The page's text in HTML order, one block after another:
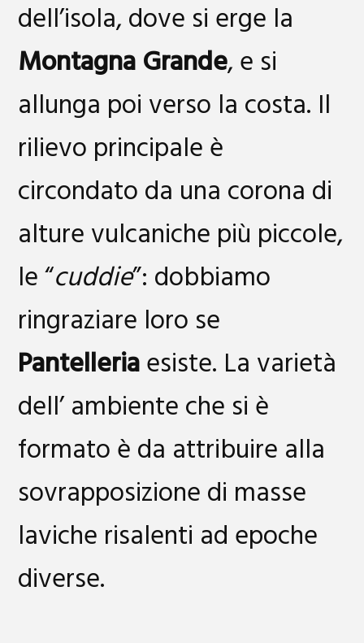
dell’isola, dove si erge la
Montagna Grande, e si
allunga poi verso la costa. Il
rilievo principale è
circondato da una corona di
alture vulcaniche più piccole,
le “cuddie”: dobbiamo
ringraziare loro se
Pantelleriaesiste. La varietà
dell’ ambiente che si è
formato è da attribuire alla
sovrapposizione di masse
laviche risalenti ad epoche
diverse.